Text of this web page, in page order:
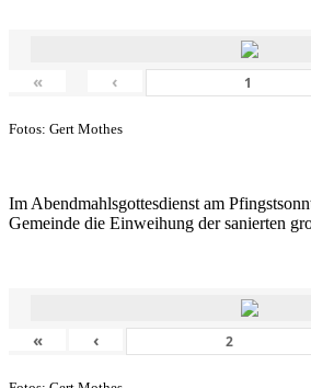
« ‹
Fotos: Gert Mothes
Im Abendmahlsgottesdienst am
Gemeinde die Einweihung der sanierten
« ‹